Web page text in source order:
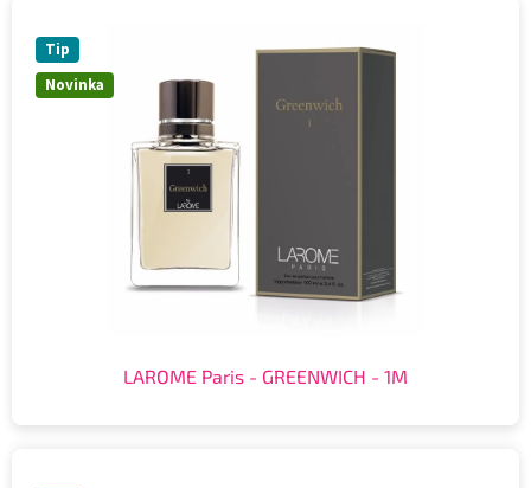
Novinka
Tip
LAROME Paris - GREENWICH - 1M